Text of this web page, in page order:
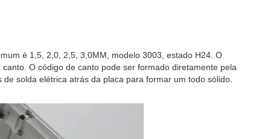
é 1,5, 2,0, 2,5, 3,0MM, modelo 3003, estado H24. O
O código de canto pode ser formado diretamente pela
solda elétrica atrás da placa para formar um todo sólido.